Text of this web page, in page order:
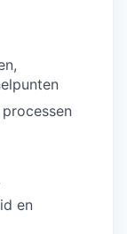
en